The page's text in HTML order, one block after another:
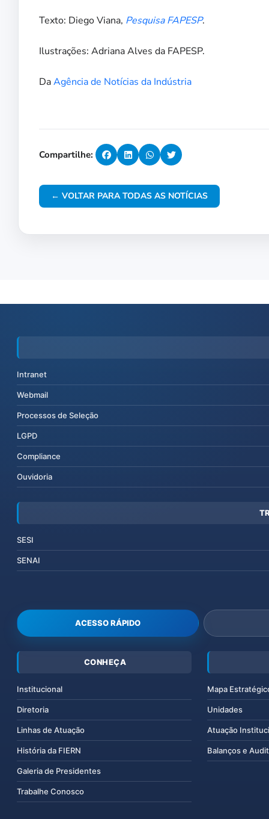
Texto: Diego Viana, Pesquisa FAPESP.
Ilustrações: Adriana Alves da FAPESP.
DaAgência de Notícias da Indústria
Compartilhe:
← VOLTAR PARA TODAS AS NOTÍCIAS
Intranet
Webmail
Processos de Seleção
LGPD
Compliance
Ouvidoria
SESI
SENAI
ACESSO RÁPIDO
CONHEÇA
Institucional
Diretoria
Linhas de Atuação
História da FIERN
Galeria de Presidentes
Trabalhe Conosco
Mapa
Unidades
Atuação
Balanços e